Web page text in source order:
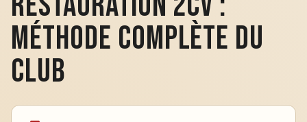
méthode complète du
club